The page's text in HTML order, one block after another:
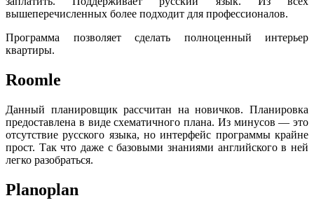
вышеперечисленных более подходит для профессионалов.
Программа позволяет сделать полноценный интерьер
квартиры.
Roomle
Данный планировщик рассчитан на новичков. Планировка
предоставлена в виде схематичного плана. Из минусов — это
отсутствие русского языка, но интерфейс программы крайне
прост. Так что даже с базовыми знаниями английского в ней
легко разобраться.
Planoplan